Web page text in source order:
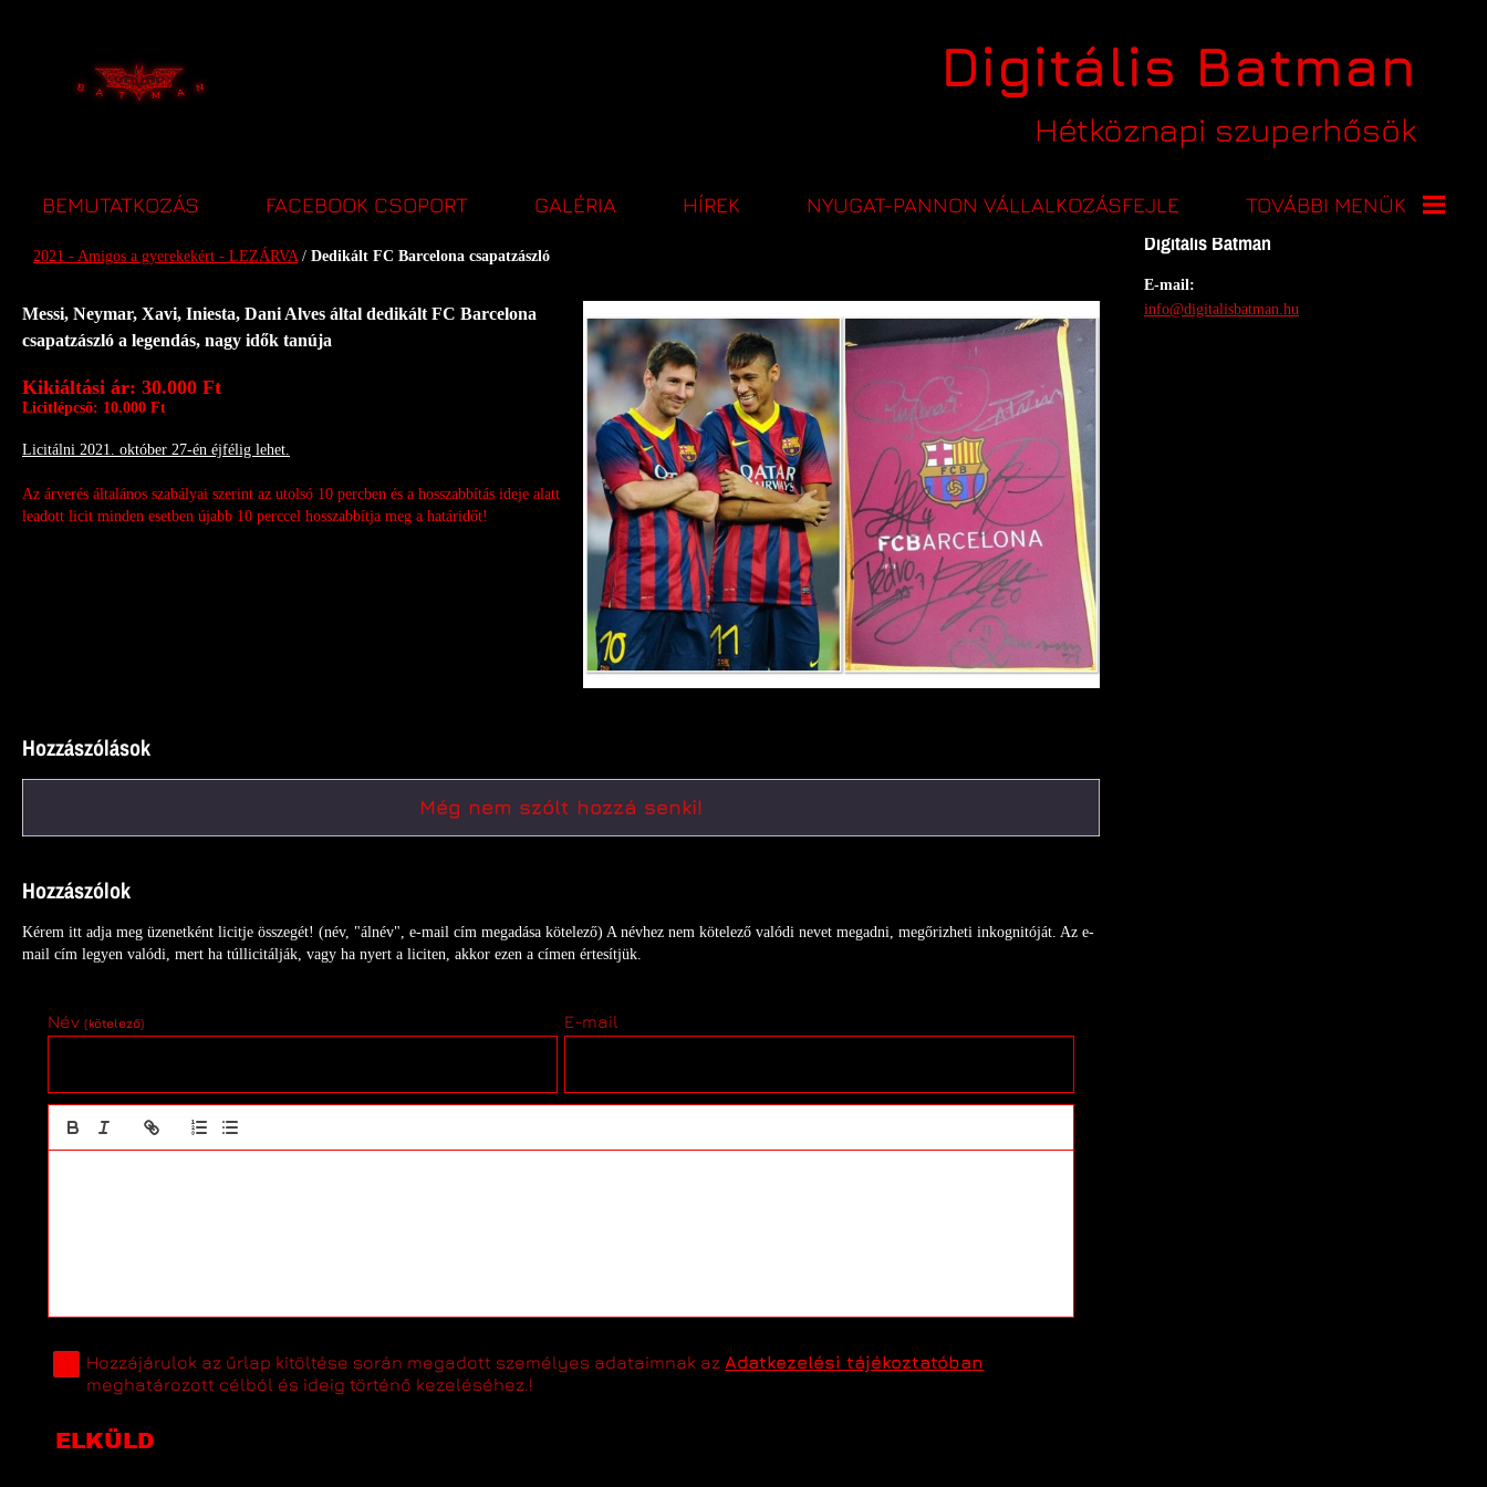
Digitális Batman
Hétköznapi szuperhősök
BEMUTATKOZÁS FACEBOOK CSOPORT GALÉRIA HÍREK NYUGAT-PANNON VÁLLALKOZÁSFEJLE TOVÁBBI MENÜK
Elérhetőségek
Digitális Batman
E-mail:
info@digitalisbatman.hu
Dedikált FC Barcelona csapatzászló
2021 - Amigos a gyerekekért - LEZÁRVA/ Dedikált FC Barcelona csapatzászló
Messi, Neymar, Xavi, Iniesta, Dani Alves által dedikált FC Barcelona
csapatzászló a legendás, nagy idők tanúja
Kikiáltási ár: 30.000 Ft
Licitlépcső: 10.000 Ft
Licitálni 2021. október 27-én éjfélig lehet.
Az árverés általános szabályai szerint az utolsó 10 percben és a hosszabbítás ideje alatt
leadott licit minden esetben újabb 10 perccel hosszabbítja meg a határidőt!
Hozzászólások
Még nem szólt hozzá senki!
Hozzászólok
Kérem itt adja meg üzenetként licitje összegét! (név, "álnév", e-mail cím megadása kötelező) A névhez nem kötelező valódi nevet megadni, megőrizheti inkognitóját. Az e-
mail cím legyen valódi, mert ha túllicitálják, vagy ha nyert a liciten, akkor ezen a címen értesítjük.
Név (kötelező) E-mail
Hozzájárulok az űrlap kitöltése során megadott személyes adataimnak az Adatkezelési tájékoztatóban
meghatározott célból és ideig történő kezeléséhez.!
ELKÜLD